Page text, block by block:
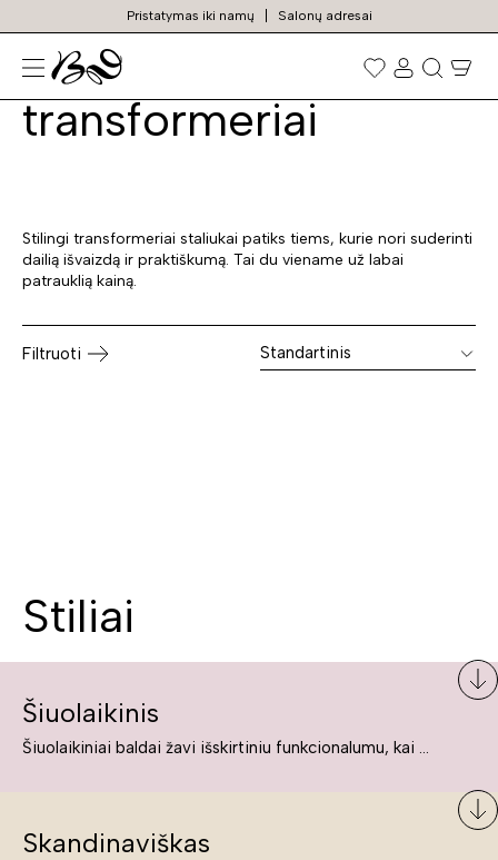
Pristatymas iki namų Salonų adresai
Prekių
paieška
Staliukai
transformeriai
Stilingi transformeriai staliukai patiks tiems, kurie nori suderinti
dailią išvaizdą ir praktiškumą. Tai du viename už labai
patrauklią kainą.
Filtruoti Standartinis
Stiliai
Šiuolaikinis
Šiuolaikiniai baldai žavi išskirtiniu funkcionalumu, kai kurie jų pelnytai net pavadinami meno kūriniais, nes jie tikrai yra išskirtiniai, originalūs ir puikiai atliepiantys į šiuolaikinių žmonių poreikius bei gyvenimo būdo ypatumus.
Skandinaviškas